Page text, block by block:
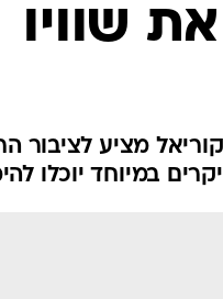
שוויו
מציע לציבור
במיוחד יוכלו